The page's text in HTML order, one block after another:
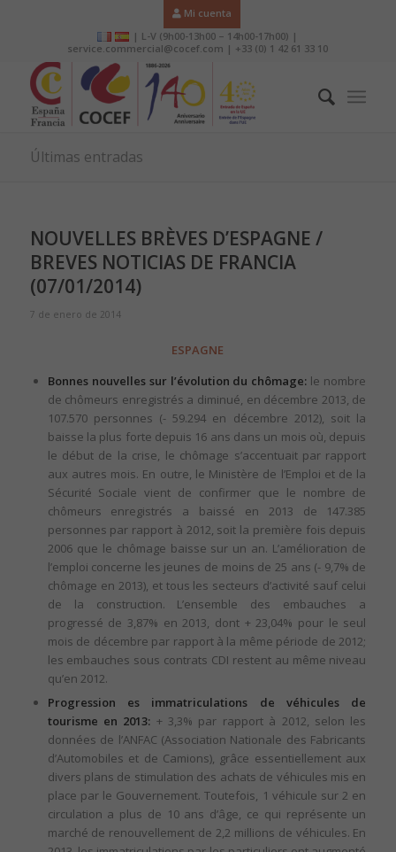
Mi cuenta
| L-V (9h00-13h00 – 14h00-17h00) |
service.commercial@cocef.com | +33 (0) 1 42 61 33 10
Últimas entradas
NOUVELLES BRÈVES D’ESPAGNE /
BREVES NOTICIAS DE FRANCIA
(07/01/2014)
7 de enero de 2014
ESPAGNE
Bonnes nouvelles sur l’évolution du chômage: le nombre
de chômeurs enregistrés a diminué, en décembre 2013, de
107.570 personnes (- 59.294 en décembre 2012), soit la
baisse la plus forte depuis 16 ans dans un mois où, depuis
le début de la crise, le chômage s’accentuait par rapport
aux autres mois. En outre, le Ministère de l’Emploi et de la
Sécurité Sociale vient de confirmer que le nombre de
chômeurs enregistrés a baissé en 2013 de 147.385
personnes par rapport à 2012, soit la première fois depuis
2006 que le chômage baisse sur un an. L’amélioration de
l’emploi concerne les jeunes de moins de 25 ans (- 9,7% de
chômage en 2013), et tous les secteurs d’activité sauf celui
de la construction. L’ensemble des embauches a
progressé de 3,87% en 2013, dont + 23,04% pour le seul
mois de décembre par rapport à la même période de 2012;
les embauches sous contrats CDI restent au même niveau
qu’en 2012.
Progression es immatriculations de véhicules de
tourisme en 2013: + 3,3% par rapport à 2012, selon les
données de l’ANFAC (Association Nationale des Fabricants
d’Automobiles et de Camions), grâce essentiellement aux
divers plans de stimulation des achats de véhicules mis en
place par le Gouvernement. Toutefois, 1 véhicule sur 2 en
circulation a plus de 10 ans d’âge, ce qui représente un
marché de renouvellement de 2,2 millions de véhicules. En